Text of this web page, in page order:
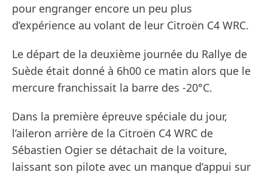
pour engranger encore un peu plus
d’expérience au volant de leur Citroën C4 WRC.
Le départ de la deuxième journée du Rallye de
Suède était donné à 6h00 ce matin alors que le
mercure franchissait la barre des -20°C.
Dans la première épreuve spéciale du jour,
l’aileron arrière de la Citroën C4 WRC de
Sébastien Ogier se détachait de la voiture,
laissant son pilote avec un manque d’appui sur